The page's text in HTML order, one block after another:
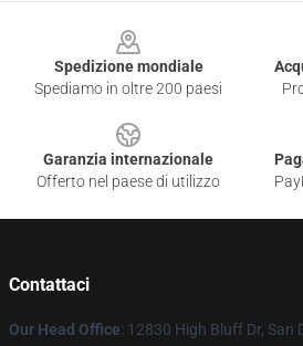
Spedizione mondiale
Spediamo in oltre 200 paesi
Garanzia internazionale
Offerto nel paese di utilizzo
Contattaci
Our Head Office: 12830 High Bluff Dr, San